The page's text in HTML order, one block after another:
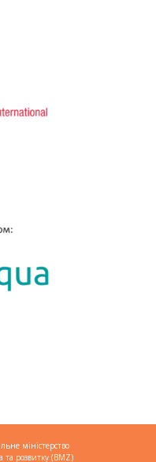
міністерство
та розвитку (BMZ)